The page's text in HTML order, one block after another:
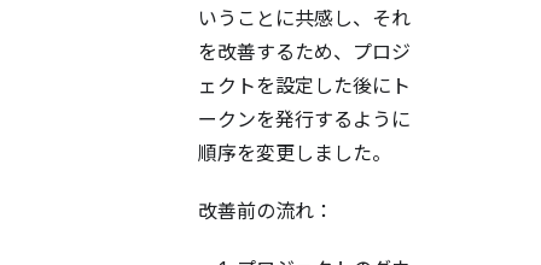
いうことに共感し、それ
を改善するため、プロジ
ェクトを設定した後にト
ークンを発行するように
順序を変更しました。
改善前の流れ：